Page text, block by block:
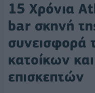
15 Χρόνια
bar σκηνή
συνεισφορά
κατοίκων
επισκεπτών